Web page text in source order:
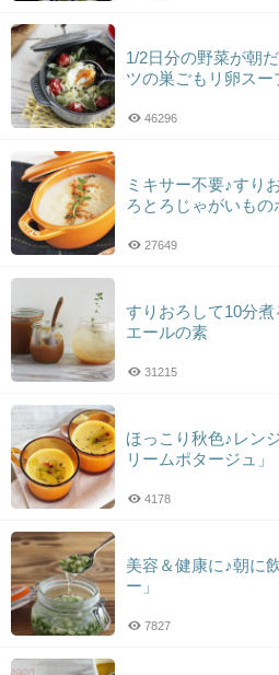
1/2日分の野菜が朝
ツの巣ごもリ卵スー
46296
ミキサー不要♪すり
ろとろじゃがいもの
27649
すりおろして10分
エールの素
31215
ほっこり秋色♪レン
リームポタージュ」
4178
美容＆健康に♪朝に
ー」
7827